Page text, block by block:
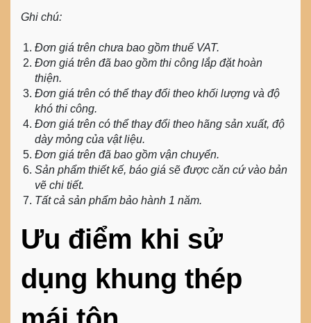
Ghi chú:
Đơn giá trên chưa bao gồm thuế VAT.
Đơn giá trên đã bao gồm thi công lắp đặt hoàn
thiện.
Đơn giá trên có thể thay đổi theo khối lượng và độ
khó thi công.
Đơn giá trên có thể thay đổi theo hãng sản xuất, độ
dày mỏng của vật liệu.
Đơn giá trên đã bao gồm vận chuyển.
Sản phẩm thiết kế, báo giá sẽ được căn cứ vào bản
vẽ chi tiết.
Tất cả sản phẩm bảo hành 1 năm.
Ưu điểm khi sử
dụng khung thép